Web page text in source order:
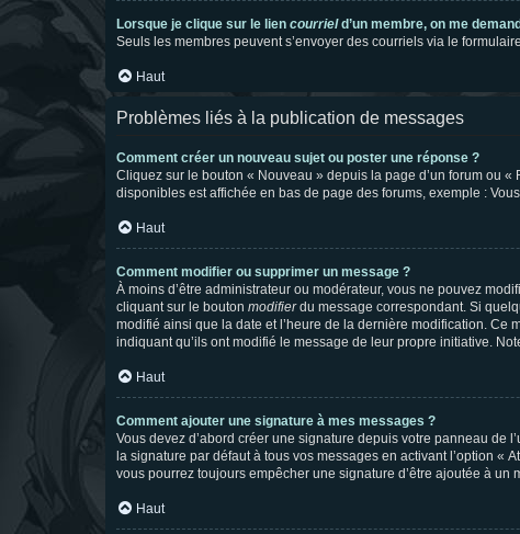
Lorsque je clique sur le lien courrield’un membre, on me
Seuls les membres peuvent s’envoyer des courriels via le
Haut
Problèmes liés à la publication de messages
Comment créer un nouveau sujet ou poster une réponse ?
Cliquez sur le bouton « Nouveau » depuis la page d’un forum ou
disponibles est affichée en bas de page des forums, exemple : Vous
Haut
Comment modifier ou supprimer un message ?
À moins d’être administrateur ou modérateur, vous ne pouvez
cliquant sur le bouton modifierdu message correspondant. Si
modifié ainsi que la date et l’heure de la dernière modification.
indiquant qu’ils ont modifié le message de leur propre initiative.
Haut
Comment ajouter une signature à mes messages ?
Vous devez d’abord créer une signature depuis votre panneau de
la signature par défaut à tous vos messages en activant l’option «
vous pourrez toujours empêcher une signature d’être ajoutée à un
Haut